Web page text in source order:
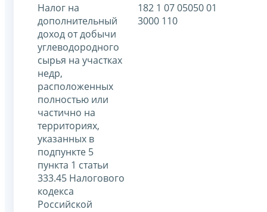
Налог на
дополнительный
доход от добычи
углеводородного
сырья на участках
недр,
расположенных
полностью или
частично на
территориях,
указанных в
подпункте 5
пункта 1 статьи
333.45 Налогового
кодекса
Российской
182 1 07 05050 01
3000 110